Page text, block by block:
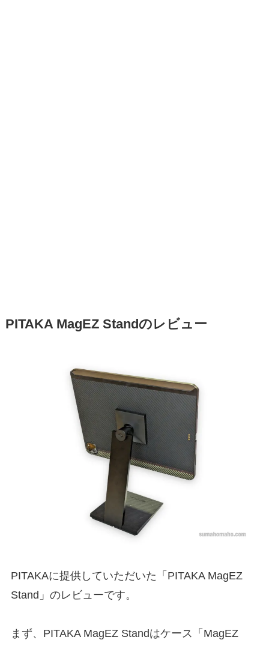
PITAKA MagEZ Standのレビュー
PITAKAに提供していただいた「PITAKA MagEZ
Stand」のレビューです。
まず、PITAKA MagEZ Standはケース「MagEZ